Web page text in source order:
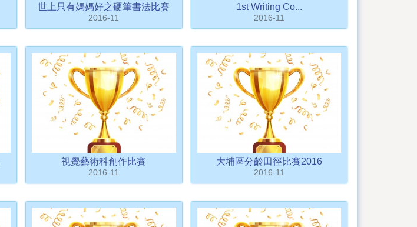
世上只有媽媽好之硬筆書法比賽
2016-11
1st Writing Co...
2016-11
視覺藝術科創作比賽
2016-11
大埔區分齡田徑比賽2016
2016-11